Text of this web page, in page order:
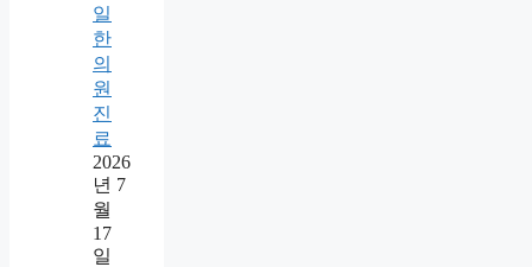
일
한
의
원
진
료
2026
년 7
월
17
일